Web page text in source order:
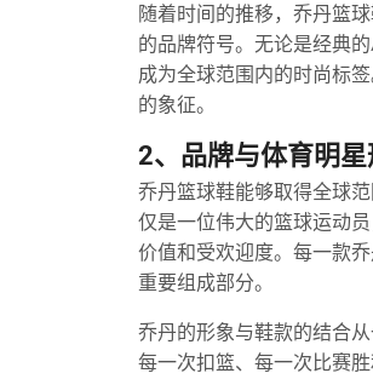
随着时间的推移，乔丹篮
的品牌符号。无论是经典
成为全球范围内的时尚标
的象征。
2、品牌与体育明
乔丹篮球鞋能够取得全球
仅是一位伟大的篮球运动
价值和受欢迎度。每一款
重要组成部分。
乔丹的形象与鞋款的结合
每一次扣篮、每一次比赛